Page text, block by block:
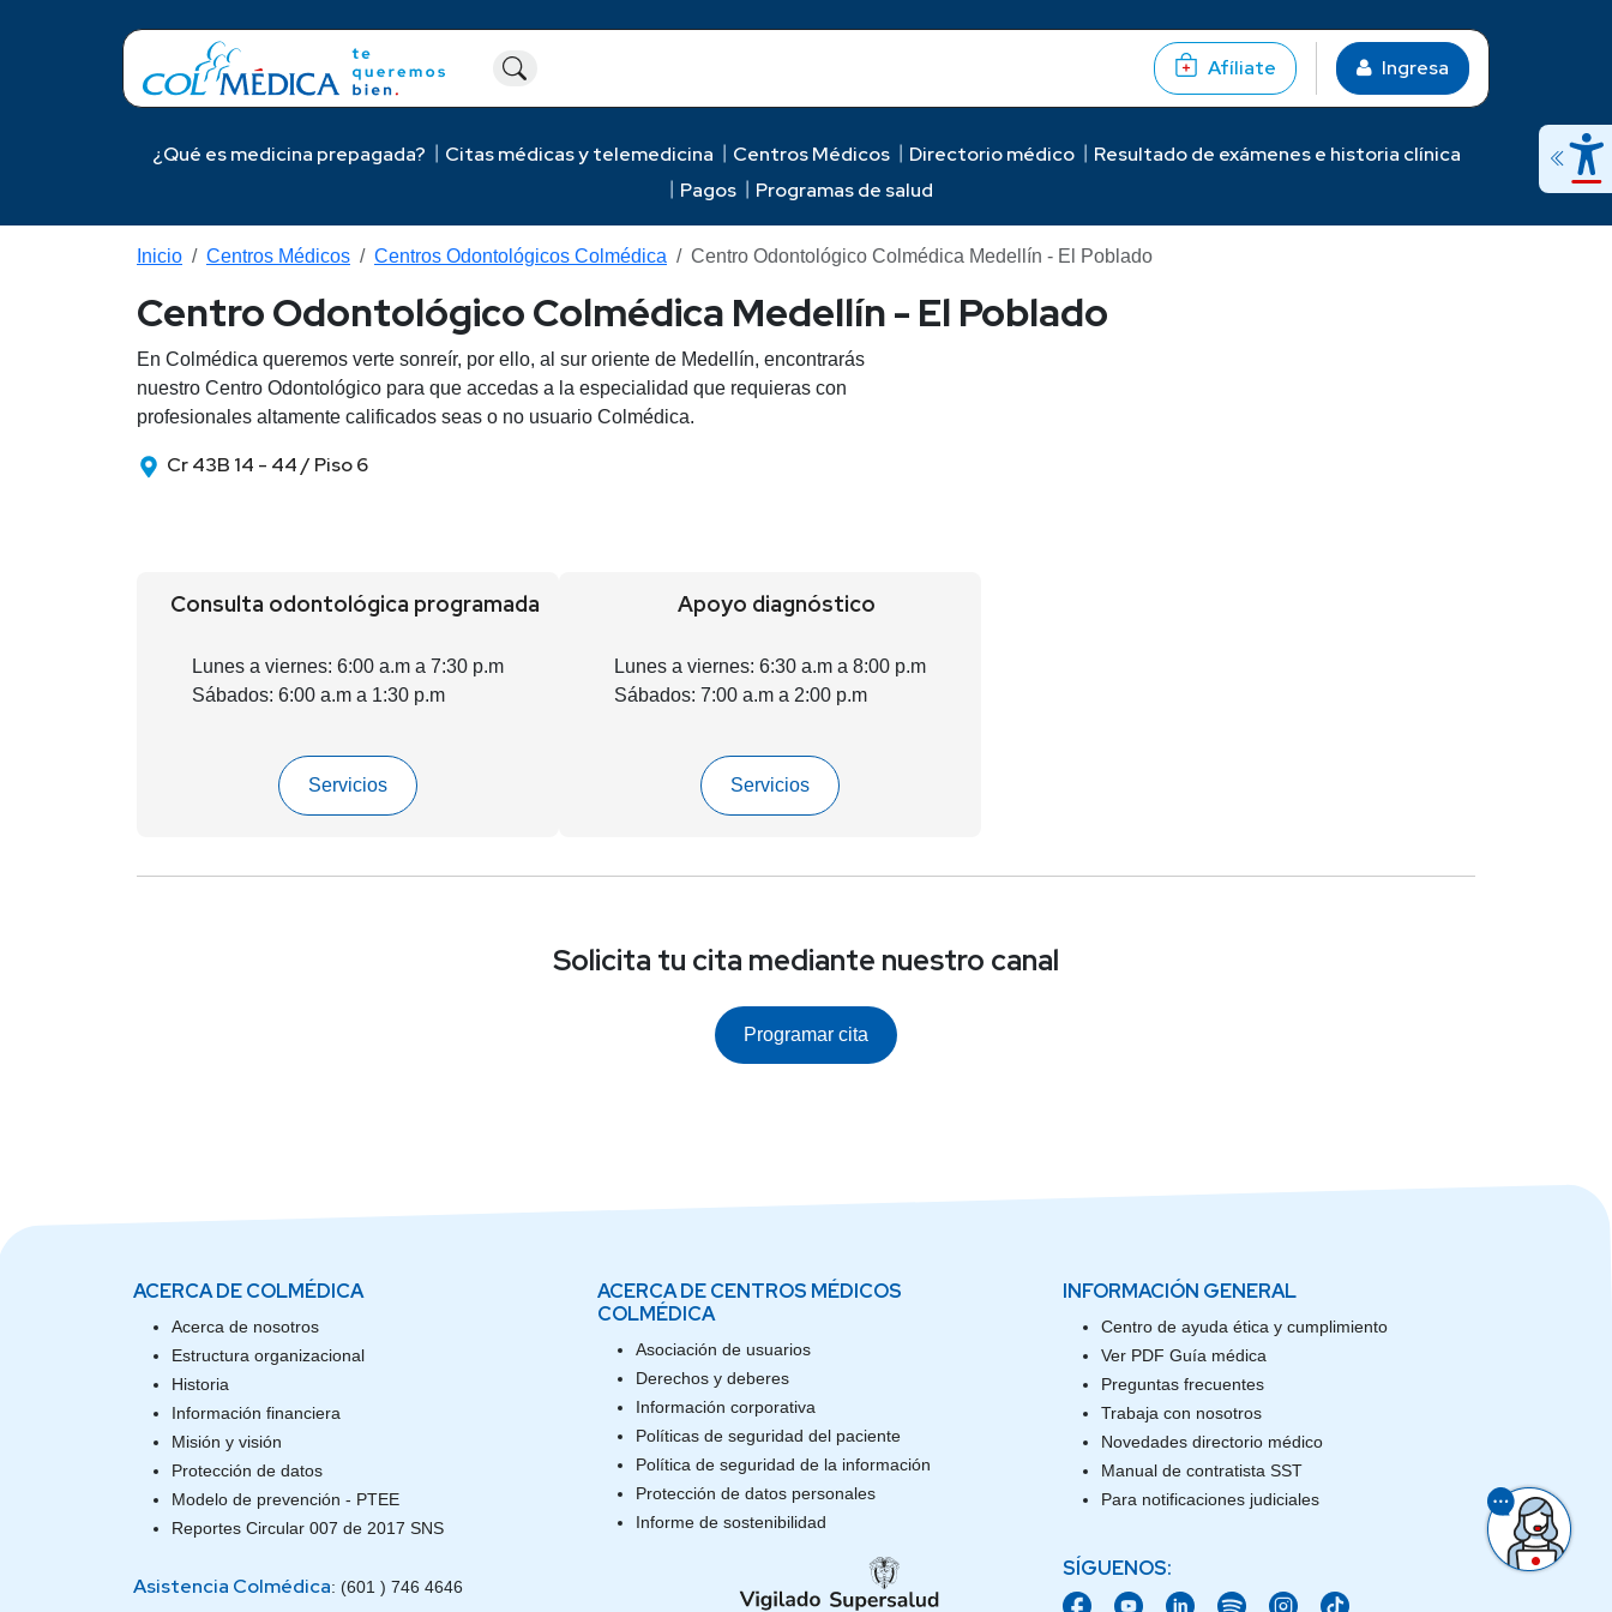
Afíliate Ingresa
¿Qué es medicina prepagada? Citas médicas y telemedicina Centros Médicos Directorio médico
Resultado de exámenes e historia clínica
Pagos
Programas de salud
Inicio Centros Médicos Centros Odontológicos Colmédica Centro Odontológico Colmédica Medellín - El Poblado
Centro Odontológico Colmédica Medellín - El Poblado
En Colmédica queremos verte sonreír, por ello, al sur oriente de Medellín, encontrarás
nuestro Centro Odontológico para que accedas a la especialidad que requieras con
profesionales altamente calificados seas o no usuario Colmédica.
Cr 43B 14 - 44 / Piso 6
Consulta odontológica programada
Lunes a viernes: 6:00 a.m a 7:30 p.m
Sábados: 6:00 a.m a 1:30 p.m
Servicios
Apoyo diagnóstico
Lunes a viernes: 6:30 a.m a 8:00 p.m
Sábados: 7:00 a.m a 2:00 p.m
Servicios
Solicita tu cita mediante nuestro canal
Programar cita
ACERCA DE COLMÉDICA
Acerca de nosotros
Estructura organizacional
Historia
Información financiera
Misión y visión
Protección de datos
Modelo de prevención - PTEE
Reportes Circular 007 de 2017 SNS
ACERCA DE CENTROS MÉDICOS
COLMÉDICA
Asociación de usuarios
Derechos y deberes
Información corporativa
Políticas de seguridad del paciente
Política de seguridad de la información
Protección de datos personales
Informe de sostenibilidad
INFORMACIÓN GENERAL
Centro de ayuda ética y cumplimiento
Ver PDF Guía médica
Preguntas frecuentes
Trabaja con nosotros
Novedades directorio médico
Manual de contratista SST
Para notificaciones judiciales
Asistencia Colmédica: (601 ) 746 4646
SÍGUENOS: